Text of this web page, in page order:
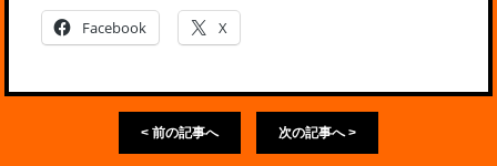
Facebook X
< 前の記事へ 次の記事へ >